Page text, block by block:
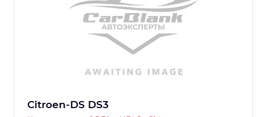
Citroen-DS DS3